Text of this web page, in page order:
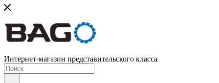
Интернет-магазин представительского класса